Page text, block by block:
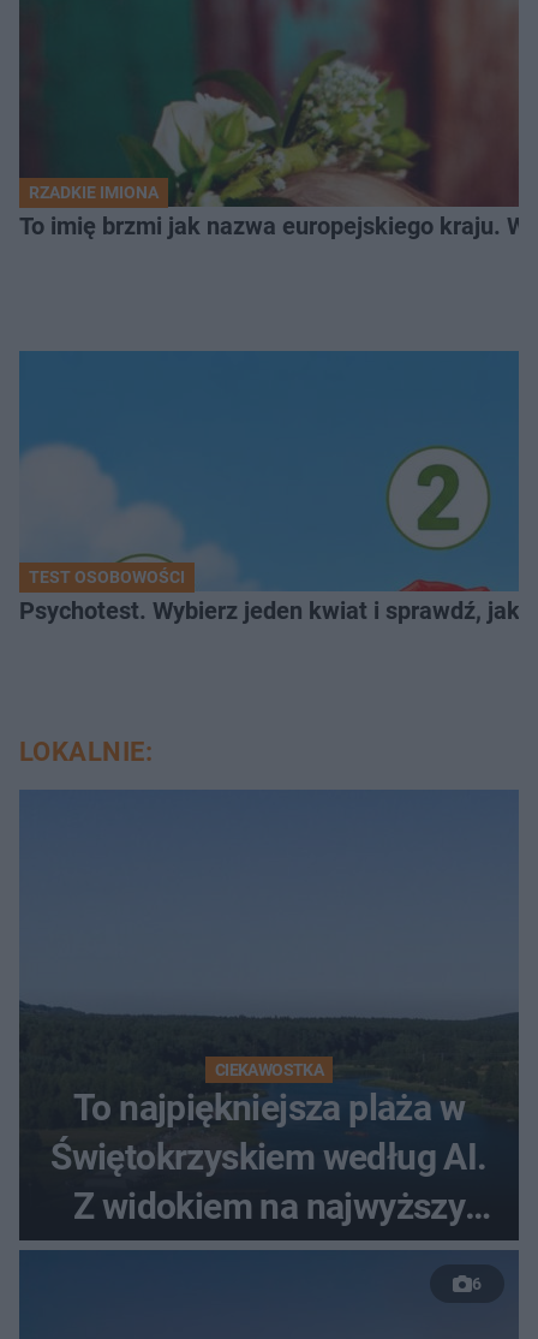
RZADKIE IMIONA
To imię brzmi jak nazwa europejskiego kraju.
TEST OSOBOWOŚCI
Psychotest. Wybierz jeden kwiat i sprawdź, jaki
LOKALNIE:
CIEKAWOSTKA
To najpiękniejsza plaża w
Świętokrzyskiem według AI.
Z widokiem na najwyższy
szczyt Gór Świętokrzyskich
6